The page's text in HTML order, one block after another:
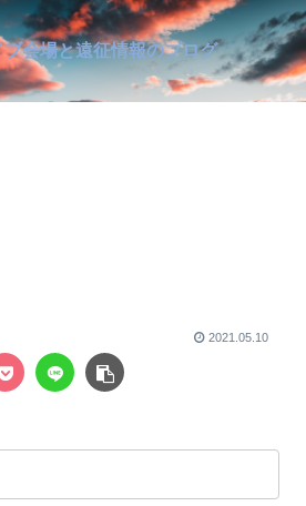
ブ会場と遠征情報のブログ
2021.05.10